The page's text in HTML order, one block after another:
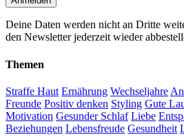
Deine Daten werden nicht an Dritte
den Newsletter jederzeit wieder
Themen
Straffe Haut Ernährung Wechseljahre
Freunde Positiv denken Styling Gute
Motivation Gesunder Schlaf Liebe
Beziehungen Lebensfreude Gesundheit